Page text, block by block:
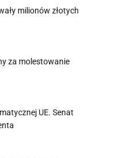
milionów złotych
za molestowanie
UE. Senat